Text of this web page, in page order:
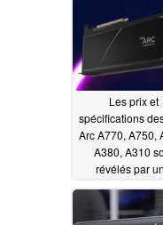
07/25/
Les prix et
spécifications
Arc A770, A750,
A380, A310
révélés par
07/